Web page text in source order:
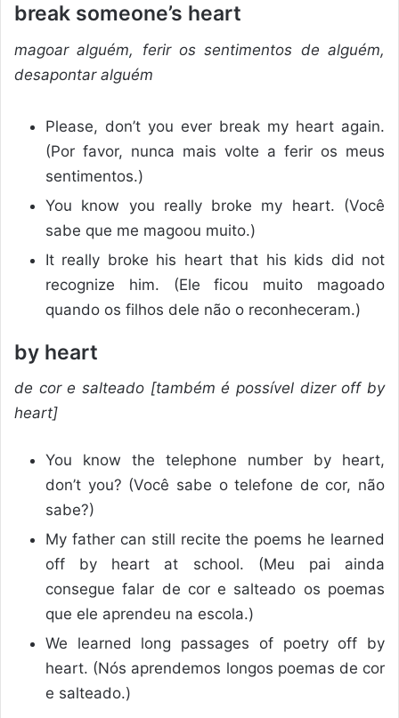
break someone’s heart
magoar alguém, ferir os sentimentos de alguém,
desapontar alguém
Please, don’t you ever break my heart again.
(Por favor, nunca mais volte a ferir os meus
sentimentos.)
You know you really broke my heart. (Você
sabe que me magoou muito.)
It really broke his heart that his kids did not
recognize him. (Ele ficou muito magoado
quando os filhos dele não o reconheceram.)
by heart
de cor e salteado [também é possível dizer off by
heart]
You know the telephone number by heart,
don’t you? (Você sabe o telefone de cor, não
sabe?)
My father can still recite the poems he learned
off by heart at school. (Meu pai ainda
consegue falar de cor e salteado os poemas
que ele aprendeu na escola.)
We learned long passages of poetry off by
heart. (Nós aprendemos longos poemas de cor
e salteado.)